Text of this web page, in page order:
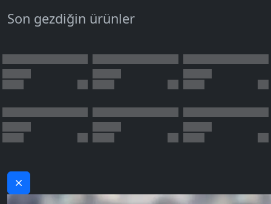
Son gezdiğin ürünler